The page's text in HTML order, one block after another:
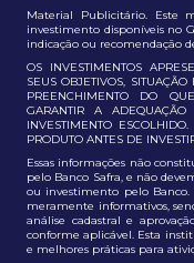
Material Publicitário. Este
investimento disponíveis no
indicação ou recomendação
OS INVESTIMENTOS
SEUS OBJETIVOS,
PREENCHIMENTO DO
GARANTIR A
INVESTIMENTO
PRODUTO ANTES DE
Essas informações não
pelo Banco Safra, e não
ou investimento pelo Banco.
meramente informativos,
análise cadastral e
conforme aplicável. Esta
e melhores práticas para